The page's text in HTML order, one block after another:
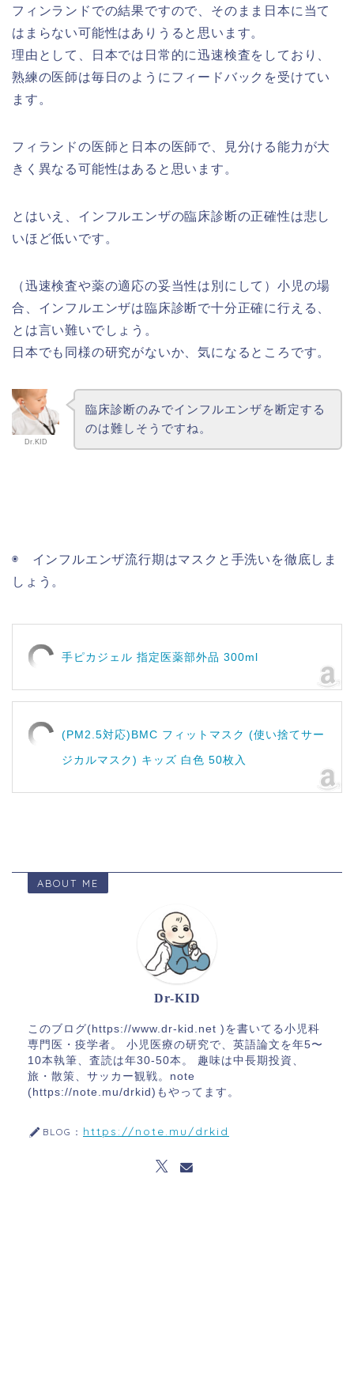
フィンランドでの結果ですので、そのまま日本に当て
はまらない可能性はありうると思います。
理由として、日本では日常的に迅速検査をしており、
熟練の医師は毎日のようにフィードバックを受けてい
ます。
フィランドの医師と日本の医師で、見分ける能力が大
きく異なる可能性はあると思います。
とはいえ、インフルエンザの臨床診断の正確性は悲し
いほど低いです。
（迅速検査や薬の適応の妥当性は別にして）小児の場
合、インフルエンザは臨床診断で十分正確に行える、
とは言い難いでしょう。
日本でも同様の研究がないか、気になるところです。
Dr.KID
臨床診断のみでインフルエンザを断定する
のは難しそうですね。
◉ インフルエンザ流行期はマスクと手洗いを徹底しま
しょう。
手ピカジェル 指定医薬部外品 300ml
(PM2.5対応)BMC フィットマスク (使い捨てサー
ジカルマスク) キッズ 白色 50枚入
ABOUT ME
Dr-KID
このブログ(https://www.dr-kid.net )を書いてる小児科
専門医・疫学者。 小児医療の研究で、英語論文を年5〜
10本執筆、査読は年30-50本。 趣味は中長期投資、
旅・散策、サッカー観戦。note
(https://note.mu/drkid)もやってます。
BLOG： https://note.mu/drkid